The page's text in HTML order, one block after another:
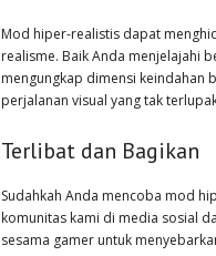
Mod hiper-realistis dapat
realisme. Baik Anda menjelajahi
mengungkap dimensi keindahan
perjalanan visual yang tak
Terlibat dan Bagikan
Sudahkah Anda mencoba mod
komunitas kami di media sosial
sesama gamer untuk